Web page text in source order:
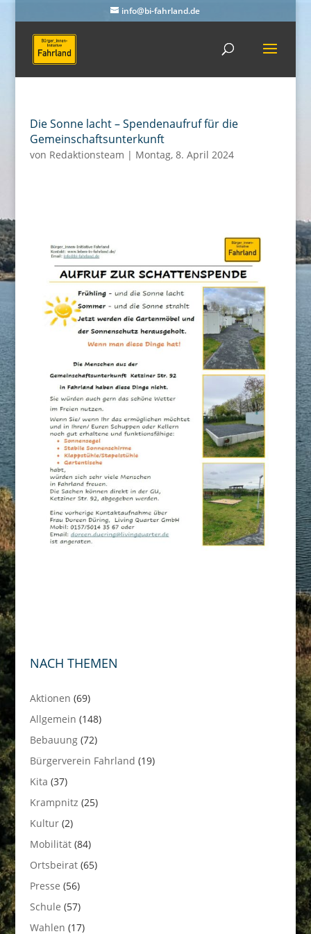
info@bi-fahrland.de
Die Sonne lacht – Spendenaufruf für die
Gemeinschaftsunterkunft
von Redaktionsteam | Montag, 8. April 2024
NACH THEMEN
Aktionen (69)
Allgemein (148)
Bebauung(72)
Bürgerverein Fahrland (19)
Kita (37)
Krampnitz (25)
Kultur(2)
Mobilität(84)
Ortsbeirat(65)
Presse (56)
Schule (57)
Wahlen (17)